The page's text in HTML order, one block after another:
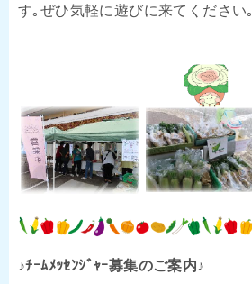
す｡ぜひ気軽に遊びに来てください｡
♪ﾁｰﾑﾒｯｾﾝｼﾞｬｰ募集のご案内♪